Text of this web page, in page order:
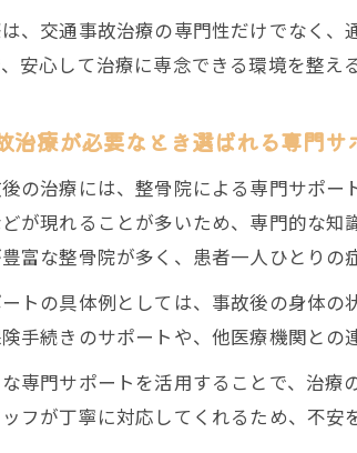
、交通事故治療の専門性だけでなく
安心して治療に専念できる環境を整え
治療が必要なとき選ばれる専門サ
の治療には、整骨院による専門サポ
が現れることが多いため、専門的な
富な整骨院が多く、患者一人ひとりの
トの具体例としては、事故後の身体の
手続きのサポートや、他医療機関との
専門サポートを活用することで、治
フが丁寧に対応してくれるため、不安